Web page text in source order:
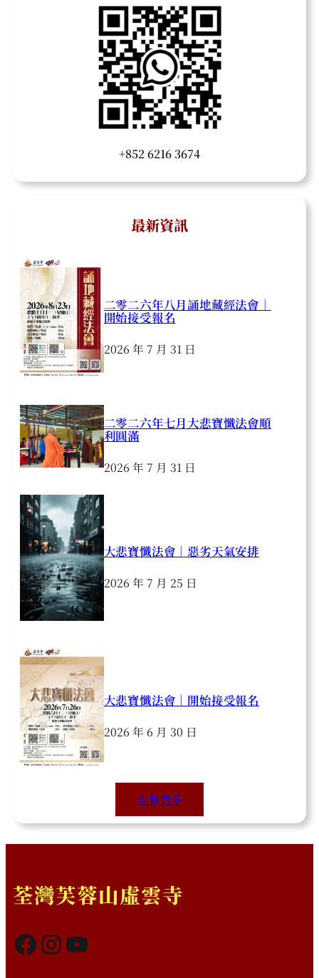
+852 6216 3674
最新資訊
二零二六年八月誦地藏經法會｜
開始接受報名
2026 年 7 月 31 日
二零二六年七月大悲寶懺法會順
利圓滿
2026 年 7 月 31 日
大悲寶懺法會｜惡劣天氣安排
2026 年 7 月 25 日
大悲寶懺法會｜開始接受報名
2026 年 6 月 30 日
查看更多
荃灣芙蓉山虛雲寺
Facebook InstagramYouTube